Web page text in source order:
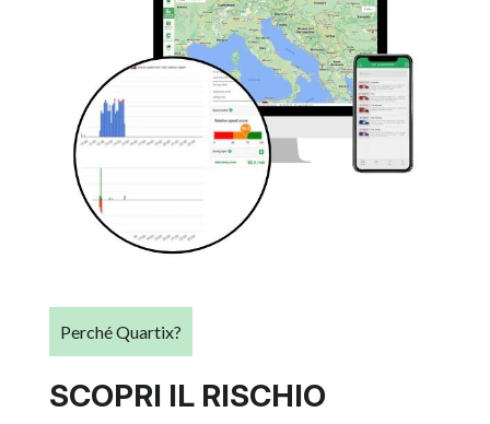
Perché Quartix?
SCOPRI IL RISCHIO